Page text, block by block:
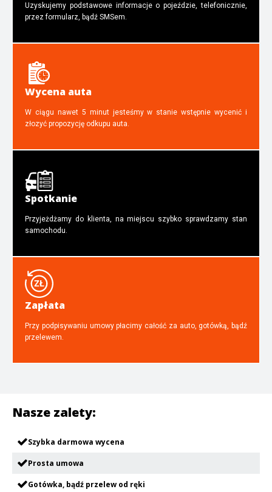
Uzyskujemy podstawowe informacje o pojeździe, telefonicznie,
przez formularz, bądź SMSem.
Wycena auta
W ciągu nawet 5 minut jesteśmy w stanie wstępnie wycenić i
złozyć propozycję odkupu auta.
Spotkanie
Przyjeżdżamy do klienta, na miejscu szybko sprawdzamy stan
samochodu.
Zapłata
Przy podpisywaniu umowy płacimy całość za auto, gotówką, bądź
przelewem.
Nasze zalety:
Szybka darmowa wycena
Prosta umowa
Gotówka, bądź przelew od ręki